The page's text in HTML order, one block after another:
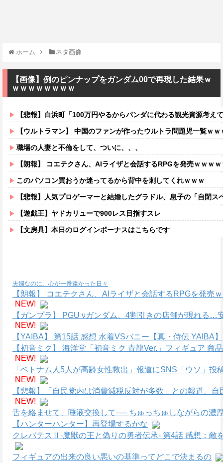
ホーム ネタ画像
【画像】例のピンナップをガンダム00で再現した結果ｗ
ｗｗｗｗｗｗｗｗ
【悲報】白浜町「100万円やるからパンダに代わる観光資源考え
【ウルトラマン】 中国のファンが作ったウルトラ問題児一覧ｗｗ
職場の人妻と不倫をして、ついに、、、
【朗報】 コエテクさん、AIライザと会話するRPGを発売ｗｗｗ
このパソコン買おうか迷ってるから背中を刺してくれｗｗｗ
【悲報】人気プロゲーマーと結婚したグラドル、息子の「自閉スペクト
【遊戯王】ヤドカリューで900レス目指すスレ
【文房具】本日のログインボーナスはこちらです
夫婦なのに、心が一番遠かった日々
【朗報】 コエテクさん、AIライザと会話するRPGを発売
NEW!
【ガンプラ】 PGU νガンダム、4割引きの店舗が現れる
NEW!
【YAIBA】 第15話 感想 水着VSバニー【真・侍伝 YAIBA】
【初音ミク】 海洋堂「初音ミク 青龍Ver.」フィギュア 商
NEW!
「ベトナム人5人が高齢女性救出」報道にSNS「ウソ」
NEW!
【悲報】「自民党内は消費減税反対が多数」との報道、
NEW!
舌を絡ませて、唾液交換して── ちゅっちゅしながらの濃
【ハンターハンター】再登場するかな
クレバテスⅡ-魔獣の王と偽りの勇者伝承- 第4話 感想：敵
フィギュアの出来の良い悪いの基準ってどこで決まるの